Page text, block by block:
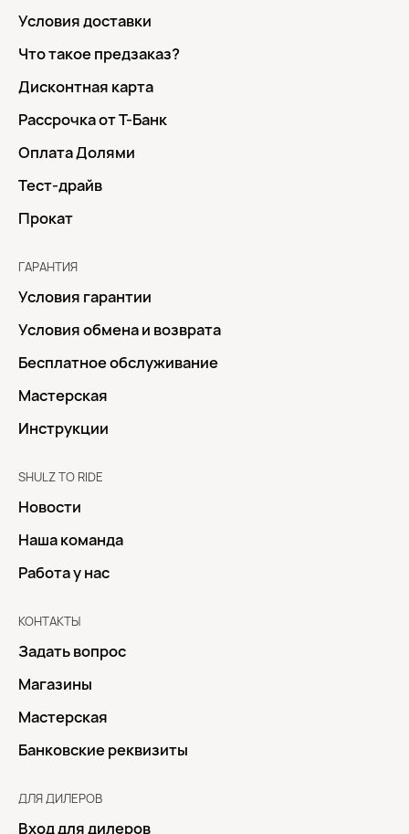
Условия доставки
Что такое предзаказ?
Дисконтная карта
Рассрочка от Т-Банк
Оплата Долями
Тест-драйв
Прокат
ГАРАНТИЯ
Условия гарантии
Условия обмена и возврата
Бесплатное обслуживание
Мастерская
Инструкции
SHULZ TO RIDE
Новости
Наша команда
Работа у нас
КОНТАКТЫ
Задать вопрос
Магазины
Мастерская
Банковские реквизиты
ДЛЯ ДИЛЕРОВ
Вход для дилеров